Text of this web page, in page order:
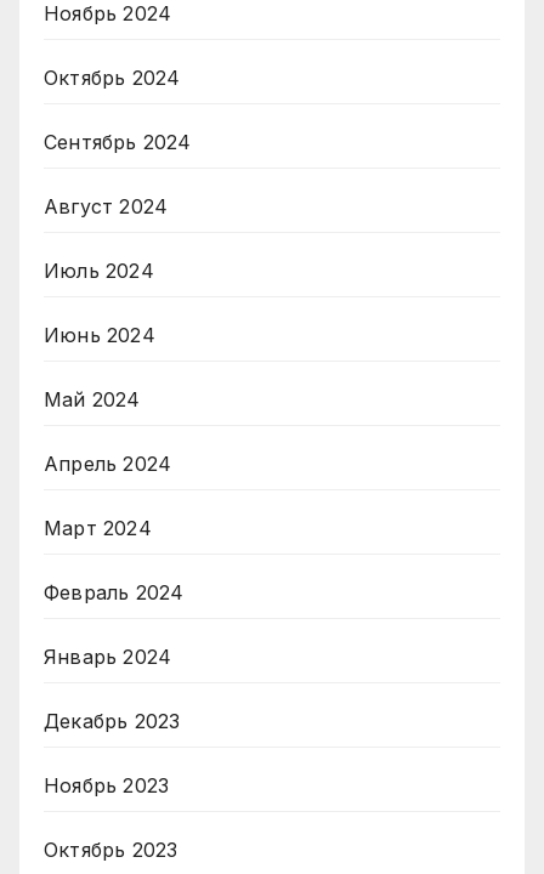
Ноябрь 2024
Октябрь 2024
Сентябрь 2024
Август 2024
Июль 2024
Июнь 2024
Май 2024
Апрель 2024
Март 2024
Февраль 2024
Январь 2024
Декабрь 2023
Ноябрь 2023
Октябрь 2023